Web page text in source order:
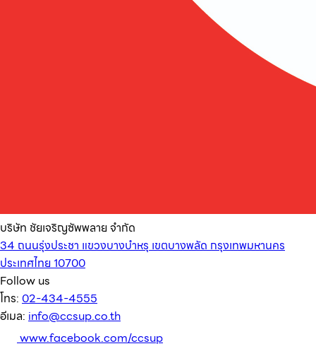
บริษัท ชัยเจริญซัพพลาย จำกัด
34 ถนนรุ่งประชา แขวงบางบำหรุ เขตบางพลัด กรุงเทพมหานคร
ประเทศไทย 10700
Follow us
โทร: 02-434-4555
อีเมล: info@ccsup.co.th
www.facebook.com/ccsup